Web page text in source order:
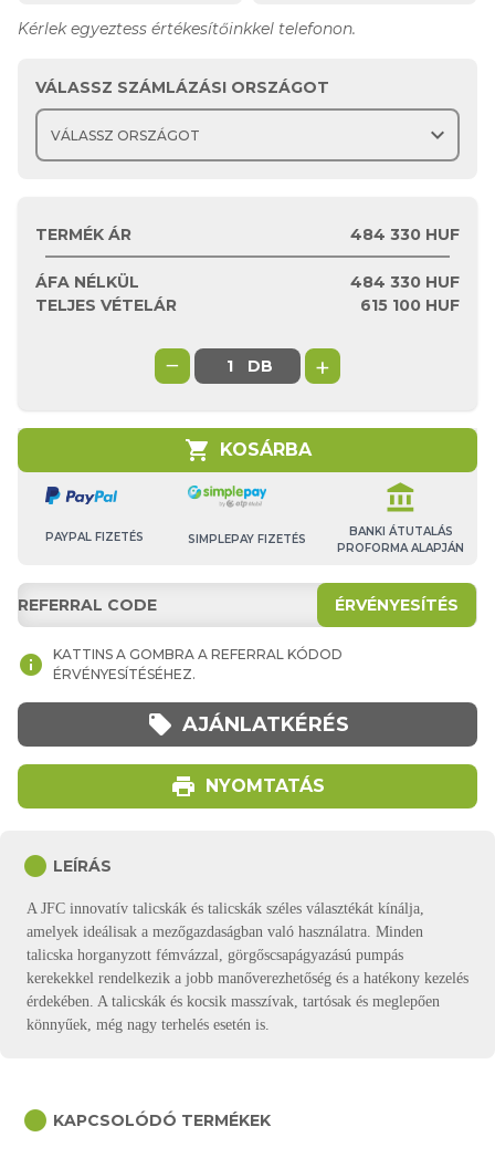
Kérlek egyeztess értékesítőinkkel telefonon.
VÁLASSZ SZÁMLÁZÁSI ORSZÁGOT
expand_more
TERMÉK ÁR 484 330 HUF
ÁFA NÉLKÜL 484 330 HUF
TELJES VÉTELÁR
615 100 HUF
− DB +
shopping_cart KOSÁRBA
PAYPAL FIZETÉS SIMPLEPAY FIZETÉS
account_balance
BANKI ÁTUTALÁS
PROFORMA ALAPJÁN
ÉRVÉNYESÍTÉS
info
KATTINS A GOMBRA A REFERRAL KÓDOD
ÉRVÉNYESÍTÉSÉHEZ.
local_offer AJÁNLATKÉRÉS
print NYOMTATÁS
circle LEÍRÁS
A JFC innovatív talicskák és talicskák széles választékát kínálja,
amelyek ideálisak a mezőgazdaságban való használatra. Minden
talicska horganyzott fémvázzal, görgőscsapágyazású pumpás
kerekekkel rendelkezik a jobb manőverezhetőség és a hatékony kezelés
érdekében. A talicskák és kocsik masszívak, tartósak és meglepően
könnyűek, még nagy terhelés esetén is.
circle KAPCSOLÓDÓ TERMÉKEK